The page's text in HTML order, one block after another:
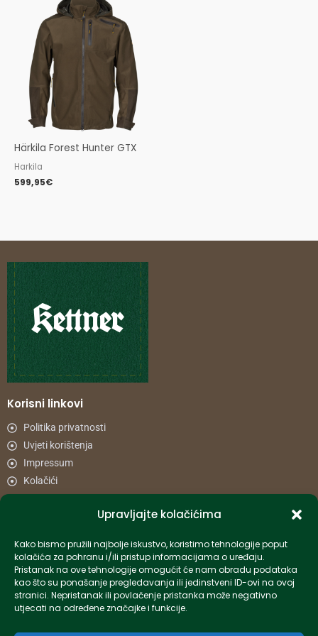
Upravljajte kolačićima
Kako bismo pružili najbolje iskustvo, koristimo tehnologije poput
kolačića za pohranu i/ili pristup informacijama o uređaju.
Pristanak na ove tehnologije omogućit će nam obradu podataka
kao što su ponašanje pregledavanja ili jedinstveni ID-ovi na ovoj
stranici. Nepristanak ili povlačenje pristanka može negativno
utjecati na određene značajke i funkcije.
Härkila Forest Hunter GTX
Harkila
599,95€
Korisni linkovi
Politika privatnosti
Uvjeti korištenja
Impressum
Kolačići
Reklamacije i povrat
Informacije
info-hr@kettner.com
Poslovnica Osijek 031 500 181